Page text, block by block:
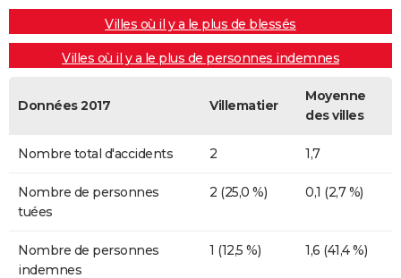
Villes où il y a le plus de blessés
Villes où il y a le plus de personnes indemnes
Données 2017 Villematier
Moyenne
des villes
Nombre total d'accidents 2 1,7
Nombre de personnes
tuées
2 (25,0 %) 0,1 (2,7 %)
Nombre de personnes
indemnes
1 (12,5 %) 1,6 (41,4 %)